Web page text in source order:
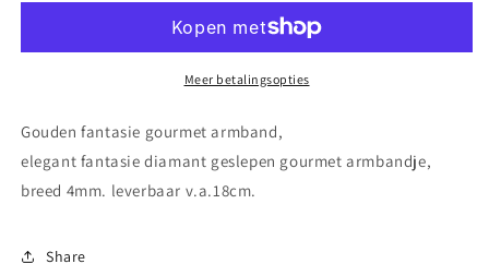
armband
Meer betalingsopties
Goudenfantasie gourmet armband,
elegant fantasie diamant geslepen gourmet armbandje,
breed 4mm. leverbaar v.a.18cm.
Share